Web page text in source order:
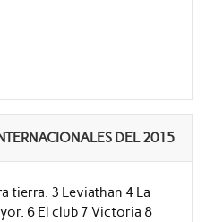
DEL 2015
tierra. 3 Leviathan 4 La
6 El club 7 Victoria 8